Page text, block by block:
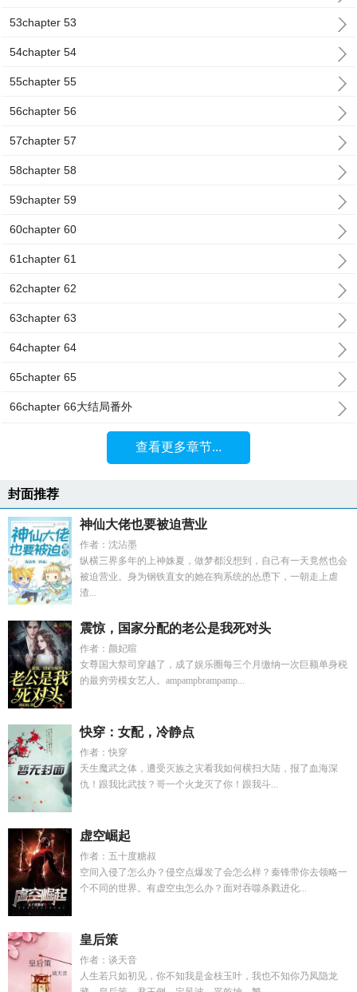
53chapter 53
54chapter 54
55chapter 55
56chapter 56
57chapter 57
58chapter 58
59chapter 59
60chapter 60
61chapter 61
62chapter 62
63chapter 63
64chapter 64
65chapter 65
66chapter 66大结局番外
查看更多章节...
封面推荐
神仙大佬也要被迫营业
作者：沈沾墨
纵横三界多年的上神姝夏，做梦都没想到，自己有一天竟然也会
被迫营业。身为钢铁直女的她在狗系统的怂恿下，一朝走上虐
渣...
震惊，国家分配的老公是我死对头
作者：颜妃暄
女尊国大祭司穿越了，成了娱乐圈每三个月缴纳一次巨额单身税
的最穷劳模女艺人。ampampbrampamp...
快穿：女配，冷静点
作者：快穿
天生魔武之体，遭受灭族之灾看我如何横扫大陆，报了血海深
仇！跟我比武技？哥一个火龙灭了你！跟我斗...
虚空崛起
作者：五十度糖叔
空间入侵了怎么办？侵空点爆发了会怎么样？秦锋带你去领略一
个不同的世界。有虚空虫怎么办？面对吞噬杀戮进化...
皇后策
作者：谈天音
人生若只如初见，你不知我是金枝玉叶，我也不知你乃凤隐龙